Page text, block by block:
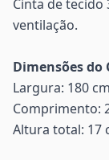
Cinta de tecido
ventilação.
Dimensões do
Largura: 180 cm
Comprimento:
Altura total: 17